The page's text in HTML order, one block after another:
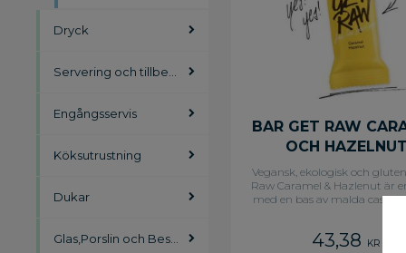
BAR GET RAW
OCH HAZELNUT
Vegansk, ekologisk och
Raw Caramel & Hazlenut är
med en bas av malda
av hasselnöt.
43,38 KR
Dryck
Servering och tillbehör
Engångsservis
Köksutrustning
Dukar
Glas,Porslin och Bestick